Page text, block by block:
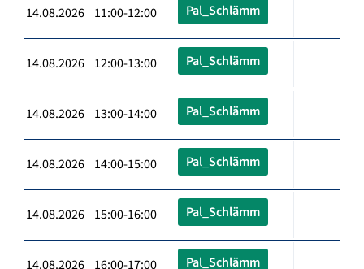
14.08.2026 11:00-12:00 Pal_Schlämm
14.08.2026 12:00-13:00 Pal_Schlämm
14.08.2026 13:00-14:00 Pal_Schlämm
14.08.2026 14:00-15:00 Pal_Schlämm
14.08.2026 15:00-16:00 Pal_Schlämm
14.08.2026 16:00-17:00 Pal_Schlämm